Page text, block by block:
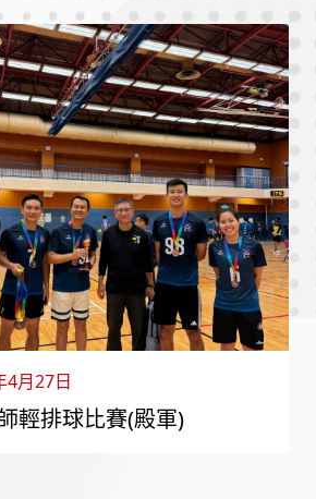
4月27日
輕排球比賽(殿軍)